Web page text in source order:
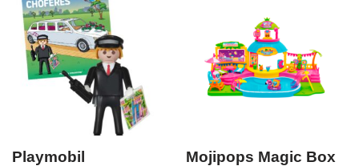
Playmobil
Mojipops Magic Box